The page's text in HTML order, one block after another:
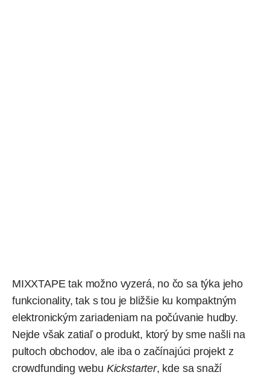
MIXXTAPE tak možno vyzerá, no čo sa týka jeho
funkcionality, tak s tou je bližšie ku kompaktným
elektronickým zariadeniam na počúvanie hudby.
Nejde však zatiaľ o produkt, ktorý by sme našli na
pultoch obchodov, ale iba o začínajúci projekt z
crowdfunding webu Kickstarter, kde sa snaží